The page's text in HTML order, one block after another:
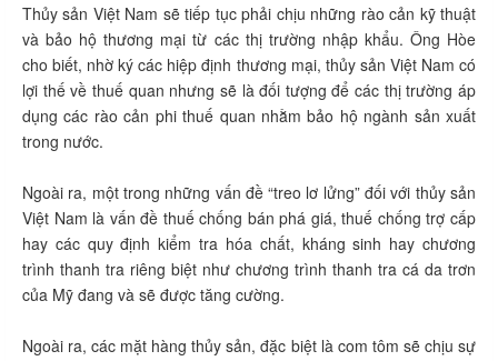
Thủy sản Việt Nam sẽ tiếp tục phải chịu những rào cản kỹ thuật
và bảo hộ thương mại từ các thị trường nhập khẩu. Ông Hòe
cho biết, nhờ ký các hiệp định thương mại, thủy sản Việt Nam có
lợi thế về thuế quan nhưng sẽ là đối tượng để các thị trường áp
dụng các rào cản phi thuế quan nhằm bảo hộ ngành sản xuất
trong nước.
Ngoài ra, một trong những vấn đề “treo lơ lửng” đối với thủy sản
Việt Nam là vấn đề thuế chống bán phá giá, thuế chống trợ cấp
hay các quy định kiểm tra hóa chất, kháng sinh hay chương
trình thanh tra riêng biệt như chương trình thanh tra cá da trơn
của Mỹ đang và sẽ được tăng cường.
Ngoài ra, các mặt hàng thủy sản, đặc biệt là com tôm sẽ chịu sự